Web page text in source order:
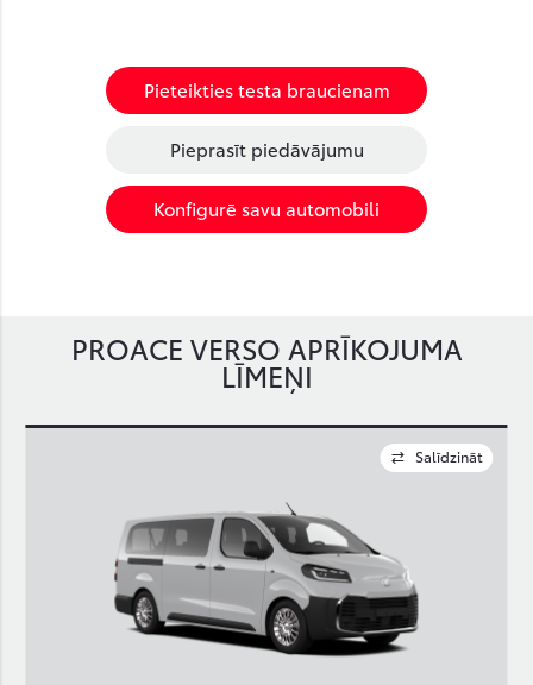
Pieteikties testa braucienam
Pieprasīt piedāvājumu
Konfigurē savu automobili
PROACE VERSO APRĪKOJUMA
LĪMEŅI
Salīdzināt